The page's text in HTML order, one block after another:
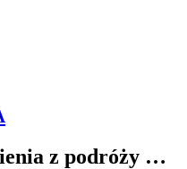
size.
z podróży …